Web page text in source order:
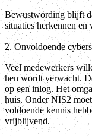
Bewustwording blijft
situaties herkennen en
2. Onvoldoende
Veel medewerkers
hen wordt verwacht.
op een inlog. Het
huis. Onder NIS2
voldoende kennis
vrijblijvend.